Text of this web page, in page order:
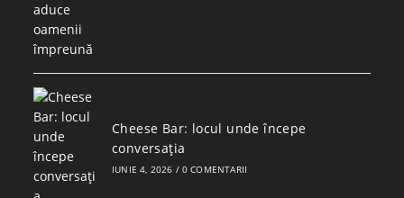
Cheese Bar: locul unde începe
conversația
IUNIE 4, 2026 / 0 COMENTARII